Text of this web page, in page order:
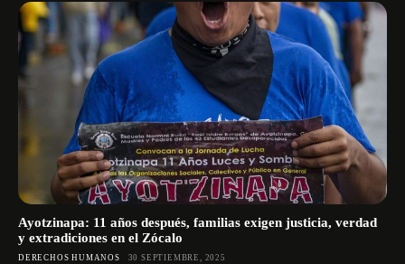
Ayotzinapa: 11 años después, familias exigen justicia, verdad
y extradiciones en el Zócalo
DERECHOS HUMANOS 30 SEPTIEMBRE, 2025